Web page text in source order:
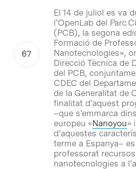
El 14 de juliol es va
l’OpenLab del Parc
(PCB), la segona
Formació de
Nanotecnologies»,
Direcció Tècnica de
del PCB,
CDEC del
de la Generalitat de
finalitat d’aquest
–que s’emmarca
europeu «Nanoyou»
d’aquestes
terme a Espanya–
professorat
nanotecnologies a